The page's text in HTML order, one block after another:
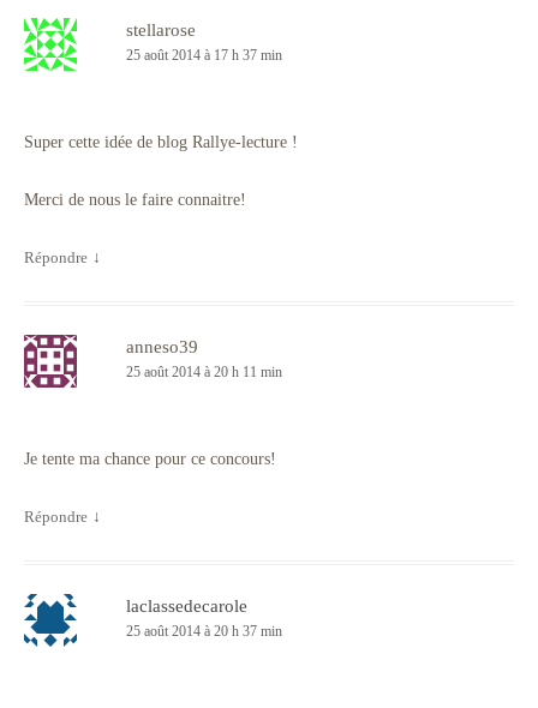
stellarose
25 août 2014 à 17 h 37 min
Super cette idée de blog Rallye-lecture !
Merci de nous le faire connaitre!
Répondre ↓
anneso39
25 août 2014 à 20 h 11 min
Je tente ma chance pour ce concours!
Répondre ↓
laclassedecarole
25 août 2014 à 20 h 37 min